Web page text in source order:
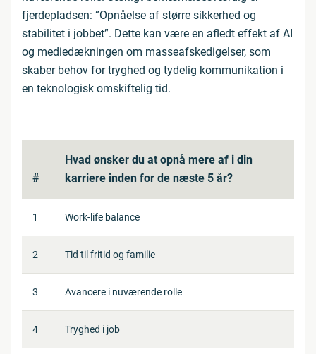
fjerdepladsen: ”Opnåelse af større sikkerhed og
stabilitet i jobbet”. Dette kan være en afledt effekt af AI
og mediedækningen om masseafskedigelser, som
skaber behov for tryghed og tydelig kommunikation i
en teknologisk omskiftelig tid.
#
Hvad ønsker du at opnå mere af i din
karriere inden for de næste 5 år?
1 Work-life balance
2 Tid til fritid og familie
3 Avancere i nuværende rolle
4 Tryghed i job